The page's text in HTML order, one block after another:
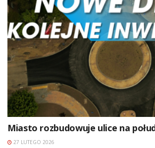
Miasto rozbudowuje ulice na
27 LUTEGO 2026